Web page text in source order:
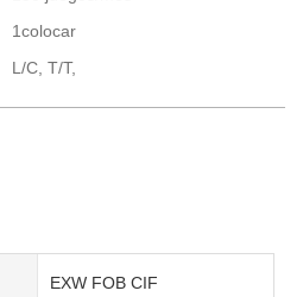
1colocar
L/C, T/T,
EXW FOB CIF